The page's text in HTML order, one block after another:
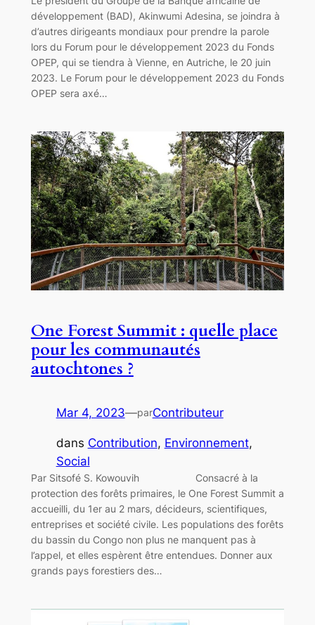
développement (BAD), Akinwumi Adesina, se joindra à
d’autres dirigeants mondiaux pour prendre la parole
lors du Forum pour le développement 2023 du Fonds
OPEP, qui se tiendra à Vienne, en Autriche, le 20 juin
2023. Le Forum pour le développement 2023 du Fonds
OPEP sera axé…
One Forest Summit : quelle place
pour les communautés
autochtones ?
Mar 4, 2023—parContributeur
dans Contribution, Environnement
Social
Par Sitsofé S. Kowouvih Consacré à la
protection des forêts primaires, le One Forest Summit a
accueilli, du 1er au 2 mars, décideurs, scientifiques,
entreprises et société civile. Les populations des forêts
du bassin du Congo non plus ne manquent pas à
l’appel, et elles espèrent être entendues. Donner aux
grands pays forestiers des…